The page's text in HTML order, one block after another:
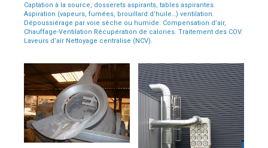
Captation à la source, dosserets aspirants, tables aspirantes.
Aspiration (vapeurs, fumées, brouillard d’huile…) ventilation.
Dépoussiérage par voie sèche ou humide. Compensation d’air,
Chauffage-Ventilation Récupération de calories. Traitement des COV.
Laveurs d’air Nettoyage centralise (NCV).